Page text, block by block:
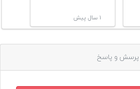
۱ سال پیش
پرسش و پاسخ